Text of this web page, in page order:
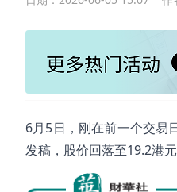
6月5日，刚在前一个交易
发稿，股价回落至19.2港